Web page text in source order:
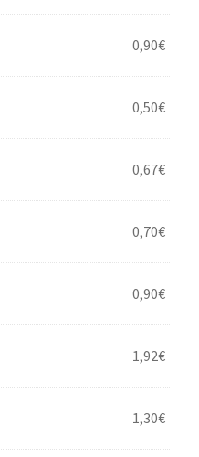
0,90€
0,50€
0,67€
0,70€
0,90€
1,92€
1,30€